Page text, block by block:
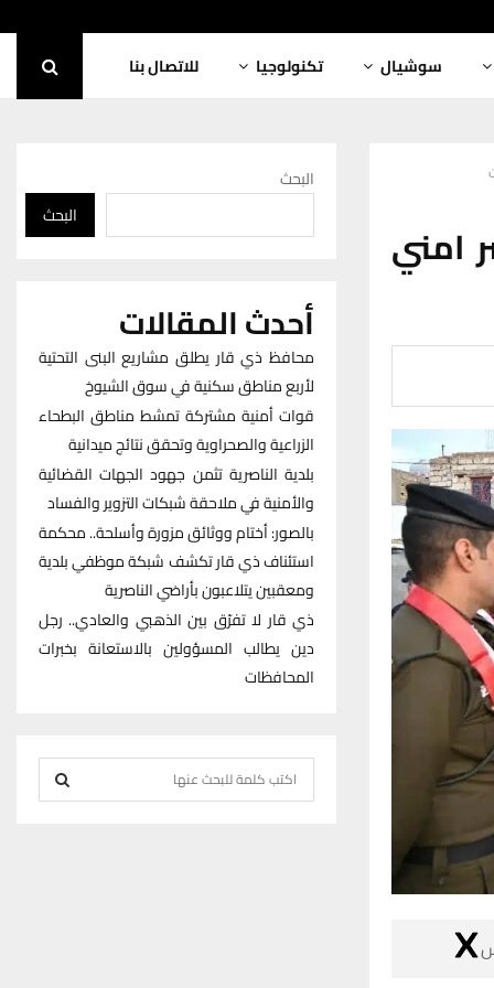
سوشيال تكنولوجيا للاتصال بنا
20 الف عنصر امني
البحث
البحث
أحدث المقالات
محافظ ذي قار يطلق مشاريع البنى التحتية
لأربع مناطق سكنية في سوق الشيوخ
قوات أمنية مشتركة تمشط مناطق البطحاء
الزراعية والصحراوية وتحقق نتائج ميدانية
بلدية الناصرية تثمن جهود الجهات القضائية
والأمنية في ملاحقة شبكات التزوير والفساد
بالصور: أختام ووثائق مزورة وأسلحة.. محكمة
استئناف ذي قار تكشف شبكة موظفي بلدية
ومعقبين يتلاعبون بأراضي الناصرية
ذي قار لا تفرّق بين الذهبي والعادي.. رجل
دين يطالب المسؤولين بالاستعانة بخبرات
المحافظات
e